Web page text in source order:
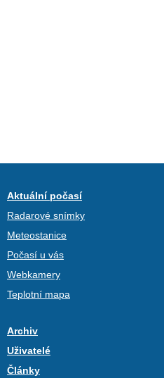
Aktuální počasí
Radarové snímky
Meteostanice
Počasí u vás
Webkamery
Teplotní mapa
Archiv
Uživatelé
Články